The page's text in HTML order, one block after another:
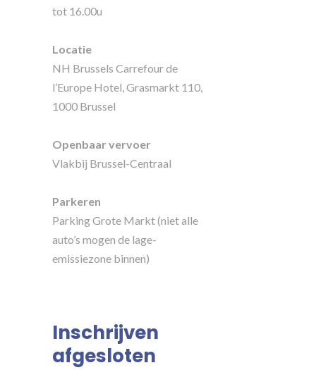
tot 16.00u
Locatie
NH Brussels Carrefour de
l’Europe Hotel, Grasmarkt 110,
1000 Brussel
Openbaar vervoer
Vlakbij Brussel-Centraal
Parkeren
Parking Grote Markt (niet alle
auto’s mogen de lage-
emissiezone binnen)
Inschrijven
afgesloten